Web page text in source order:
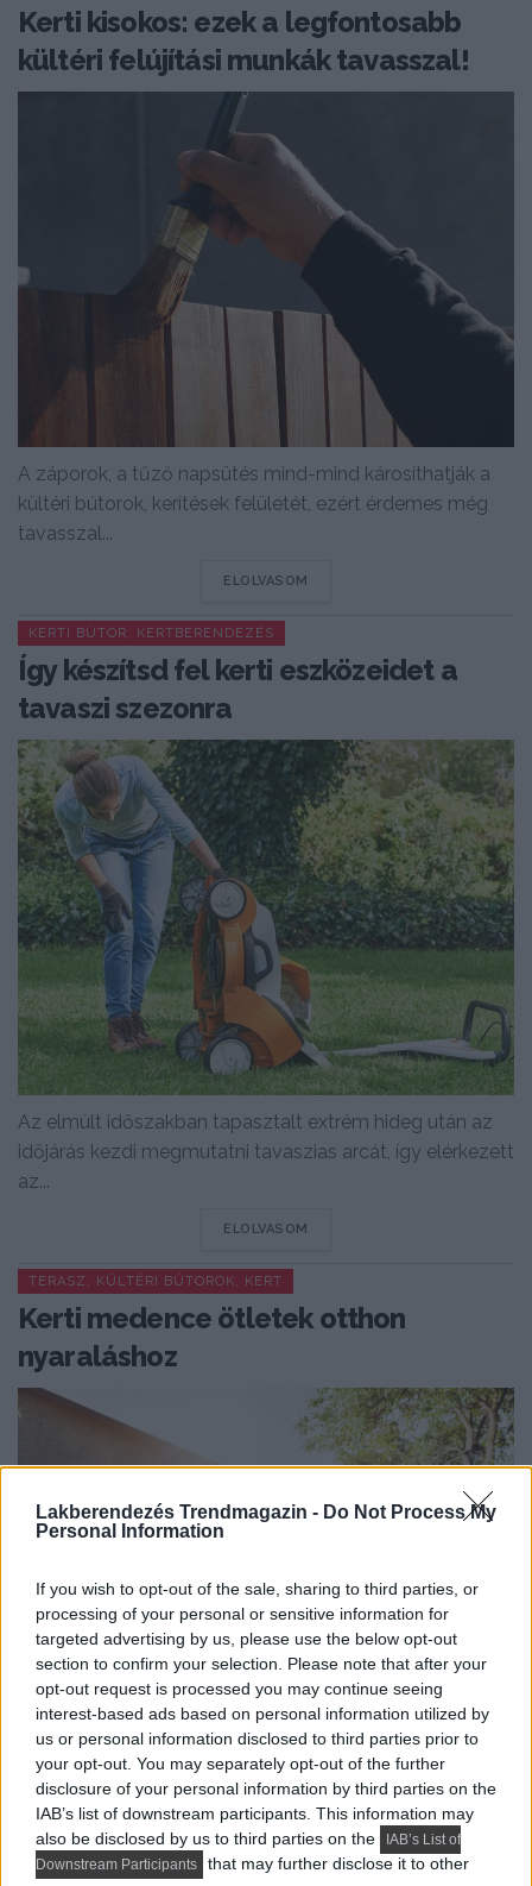
Lakberendezés Trendmagazin - Do Not Process My
Personal Information
If you wish to opt-out of the sale, sharing to third parties, or
processing of your personal or sensitive information for
targeted advertising by us, please use the below opt-out
section to confirm your selection. Please note that after your
opt-out request is processed you may continue seeing
interest-based ads based on personal information utilized by
us or personal information disclosed to third parties prior to
your opt-out. You may separately opt-out of the further
disclosure of your personal information by third parties on the
IAB’s list of downstream participants. This information may
also be disclosed by us to third parties on the
IAB’s List of
Downstream Participants
that may further disclose it to other
Kerti kisokos: ezek a legfontosabb
kültéri felújítási munkák tavasszal!
A záporok, a tűző napsütés mind-mind károsíthatják a
kültéri bútorok, kerítések felületét, ezért érdemes még
tavasszal...
ELOLVASOM
KERTI BÚTOR, KERTBERENDEZÉS
Így készítsd fel kerti eszközeidet a
tavaszi szezonra
Az elmúlt időszakban tapasztalt extrém hideg után az
időjárás kezdi megmutatni tavaszias arcát, így elérkezett
az...
ELOLVASOM
TERASZ, KÜLTÉRI BÚTOROK, KERT
Kerti medence ötletek otthon
nyaraláshoz
Közeledik az igazi nyárias jó idő, a gondtalan
utazgatásra ebben a szezonban viszont nem biztos,
hogy...
ELOLVASOM